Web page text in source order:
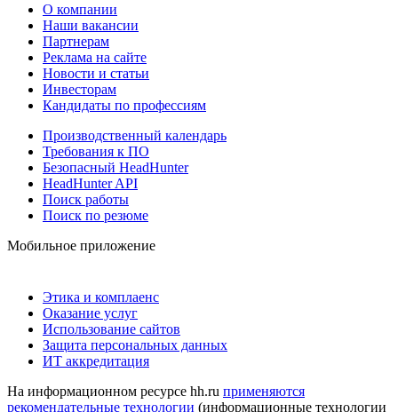
О компании
Наши вакансии
Партнерам
Реклама на сайте
Новости и статьи
Инвесторам
Кандидаты по профессиям
Производственный календарь
Требования к ПО
Безопасный HeadHunter
HeadHunter API
Поиск работы
Поиск по резюме
Мобильное приложение
Этика и комплаенс
Оказание услуг
Использование сайтов
Защита персональных данных
ИТ аккредитация
На информационном ресурсе hh.ru применяются
рекомендательные технологии (информационные технологии